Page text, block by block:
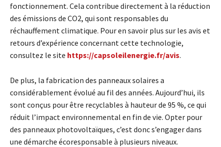
fonctionnement. Cela contribue directement à la réduction
des émissions de CO2, qui sont responsables du
réchauffement climatique. Pour en savoir plus sur les avis et
retours d’expérience concernant cette technologie,
consultez le site https://capsoleilenergie.fr/avis.
De plus, la fabrication des panneaux solaires a
considérablement évolué au fil des années. Aujourd’hui, ils
sont conçus pour être recyclables à hauteur de 95 %, ce qui
réduit l’impact environnemental en fin de vie. Opter pour
des panneaux photovoltaïques, c’est donc s’engager dans
une démarche écoresponsable à plusieurs niveaux.